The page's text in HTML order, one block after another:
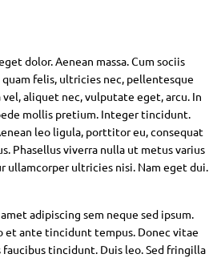
dolor. Aenean massa. Cum sociis
felis, ultricies nec, pellentesque
aliquet nec, vulputate eget, arcu. In
mollis pretium. Integer tincidunt.
leo ligula, porttitor eu, consequat
Phasellus viverra nulla ut metus varius
ullamcorper ultricies nisi. Nam eget dui.
adipiscing sem neque sed ipsum.
et ante tincidunt tempus. Donec vitae
tincidunt. Duis leo. Sed fringilla